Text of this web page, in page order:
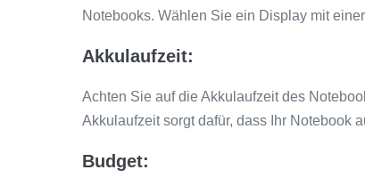
Notebooks. Wählen Sie ein Display mit
Akkulaufzeit:
Achten Sie auf die Akkulaufzeit des
Akkulaufzeit sorgt dafür, dass Ihr Notebook
Budget: